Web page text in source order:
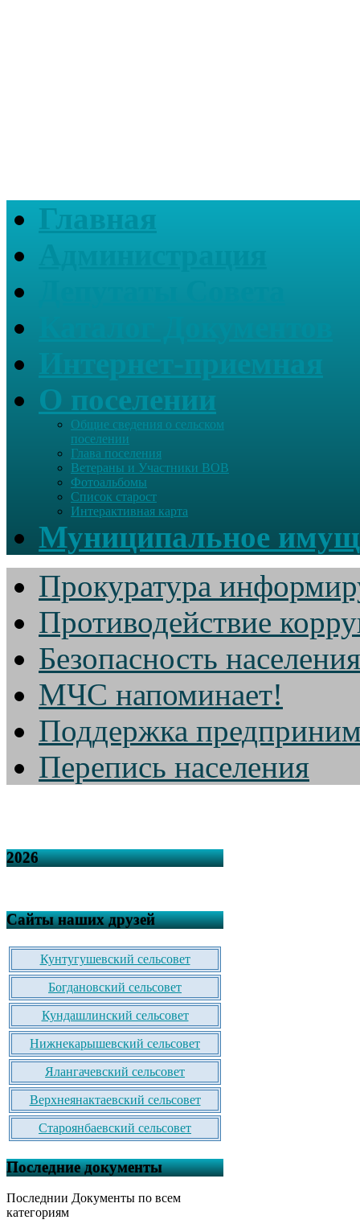
Главная
О поселении
Общие сведения о сельском
поселении
Глава поселения
Ветераны и Участники ВОВ
Фотоальбомы
Список старост
Интерактивная карта
Муниципальное
Прокуратура
Противодействие
Безопасность населения
МЧС напоминает!
Поддержка
Перепись населения
2026
Сайты наших друзей
Кунтугушевский сельсовет
Богдановский сельсовет
Кундашлинский сельсовет
Нижнекарышевский сельсовет
Ялангачевский сельсовет
Верхнеянактаевский сельсовет
Староянбаевский сельсовет
Последние документы
Последнии Документы по всем
категориям